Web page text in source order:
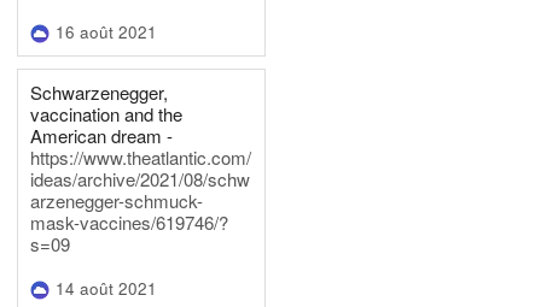
16 août 2021
Schwarzenegger,
vaccination and the
American dream -
https://www.theatlantic.com/
ideas/archive/2021/08/schw
arzenegger-schmuck-
mask-vaccines/619746/?
s=09
14 août 2021